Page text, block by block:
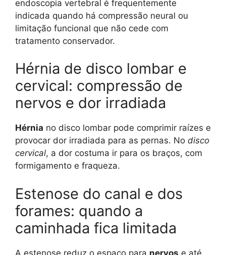
endoscopia vertebral é frequentemente
indicada quando há compressão neural ou
limitação funcional que não cede com
tratamento conservador.
Hérnia de disco lombar e
cervical: compressão de
nervos e dor irradiada
Hérnia no disco lombar pode comprimir raízes e
provocar dor irradiada para as pernas. No disco
cervical, a dor costuma ir para os braços, com
formigamento e fraqueza.
Estenose do canal e dos
forames: quando a
caminhada fica limitada
A estenose reduz o espaço para nervos e até